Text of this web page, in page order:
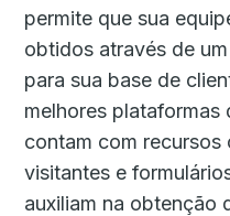
permite que sua
obtidos através de
para sua base de
melhores plataformas
contam com
visitantes e
auxiliam na obtenção